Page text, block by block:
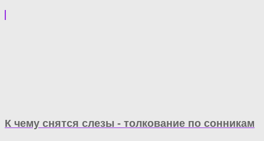
К чему снятся слезы - толкование по сонникам